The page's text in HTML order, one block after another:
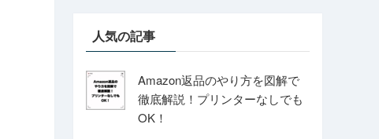
人気の記事
Amazon返品のやり方を図解で
徹底解説！プリンターなしでも
OK！